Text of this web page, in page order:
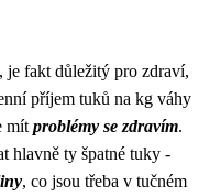
, je fakt důležitý pro zdraví,
příjem tuků na kg váhy
mítproblémy se zdravím.
hlavně ty špatné tuky -
, co jsou třeba v tučném